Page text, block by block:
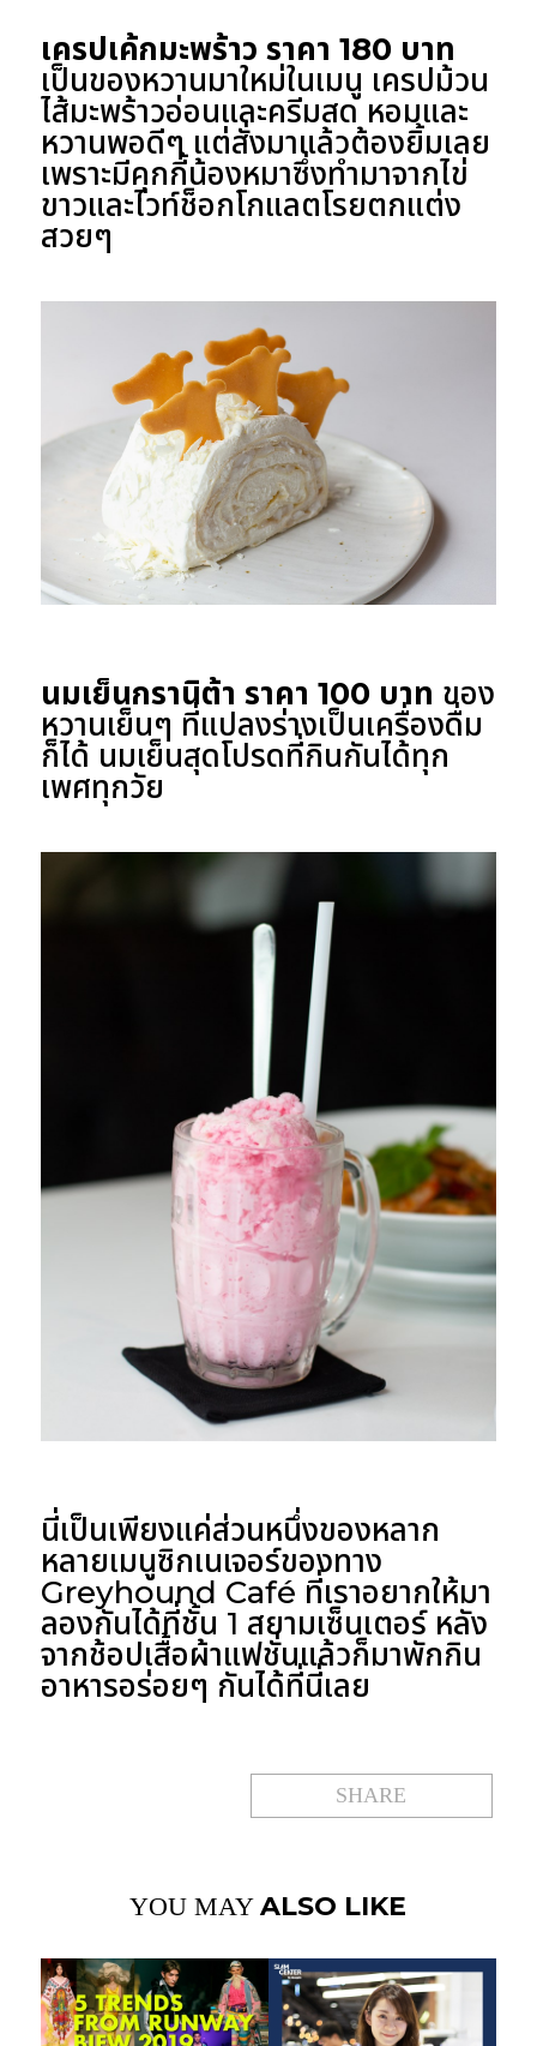
เครปเค้กมะพร้าว ราคา 180 บาท
เป็นของหวานมาใหม่ในเมนู เครปม้วน
ไส้มะพร้าวอ่อนและครีมสด หอมและ
หวานพอดีๆ แต่สั่งมาแล้วต้องยิ้มเลย
เพราะมีคุกกี้น้องหมาซึ่งทำมาจากไข่
ขาวและไวท์ช็อกโกแลตโรยตกแต่ง
สวยๆ
นมเย็นกรานิต้า ราคา 100 บาท ของ
หวานเย็นๆ ที่แปลงร่างเป็นเครื่องดื่ม
ก็ได้ นมเย็นสุดโปรดที่กินกันได้ทุก
เพศทุกวัย
นี่เป็นเพียงแค่ส่วนหนึ่งของหลาก
หลายเมนูซิกเนเจอร์ของทาง
Greyhound Café ที่เราอยากให้มา
ลองกันได้ที่ชั้น 1 สยามเซ็นเตอร์ หลัง
จากช้อปเสื้อผ้าแฟชั่นแล้วก็มาพักกิน
อาหารอร่อยๆ กันได้ที่นี่เลย
SHARE
YOU MAYALSO LIKE